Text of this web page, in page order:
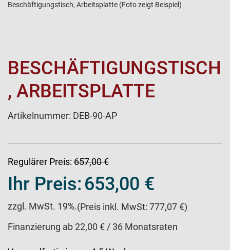
Beschäftigungstisch, Arbeitsplatte (Foto zeigt Beispiel)
BESCHÄFTIGUNGSTISCH
, ARBEITSPLATTE
Artikelnummer: DEB-90-AP
Regulärer Preis: 657,00 €
Ihr Preis:653,00 €
zzgl. MwSt. 19%.(Preis inkl. MwSt: 777,07 €)
Finanzierung ab 22,00 € / 36 Monatsraten